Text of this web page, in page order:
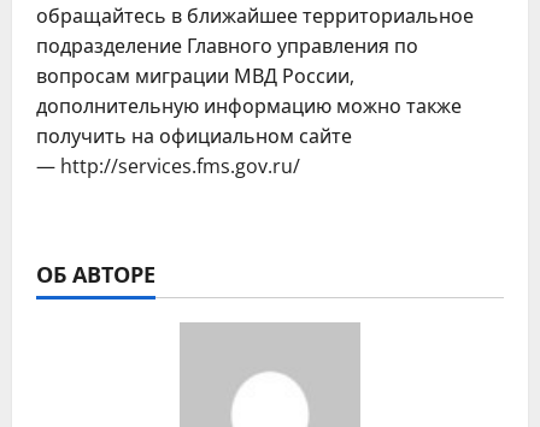
обращайтесь в ближайшее территориальное
подразделение Главного управления по
вопросам миграции МВД России,
дополнительную информацию можно также
получить на официальном сайте
— http://services.fms.gov.ru/
ОБ АВТОРЕ